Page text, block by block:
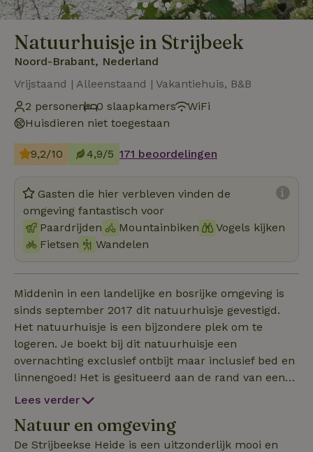
Natuurhuisje in Strijbeek
Noord-Brabant, Nederland
Vrijstaand | Alleenstaand | Vakantiehuis, B&B
2 personen
0 slaapkamers
WiFi
Huisdieren niet toegestaan
9,2/10 4,9/5 171 beoordelingen
Gasten die hier verbleven vinden de
omgeving fantastisch voor
Paardrijden
Mountainbiken
Vogels kijken
Fietsen
Wandelen
Middenin in een landelijke en bosrijke omgeving is
sinds september 2017 dit natuurhuisje gevestigd.
Het natuurhuisje is een bijzondere plek om te
logeren. Je boekt bij dit natuurhuisje een
overnachting exclusief ontbijt maar inclusief bed en
linnengoed! Het is gesitueerd aan de rand van een
prachtig natuurgebied rondom het Goudbergven.
volledige privé gewaarborgd is.
Lees verder
Natuur en omgeving
De Strijbeekse Heide is een uitzonderlijk mooi en